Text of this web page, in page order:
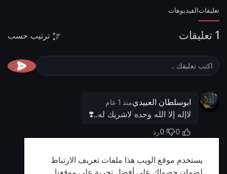
يستخدم موقع الويب هذا ملفات تعريف الارتباط
تعليقات الفيديوهات
1 تعليقات ترتيب حسب
ابوسلطان العبيديمنذ 1 عام
لاإله إلا الله وحده لاشريك له..❣️
0
0رد
أظهر المزيد